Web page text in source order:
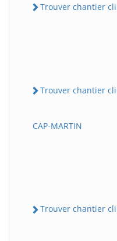
Trouver chantier
Trouver chantier
CAP-MARTIN
Trouver chantier